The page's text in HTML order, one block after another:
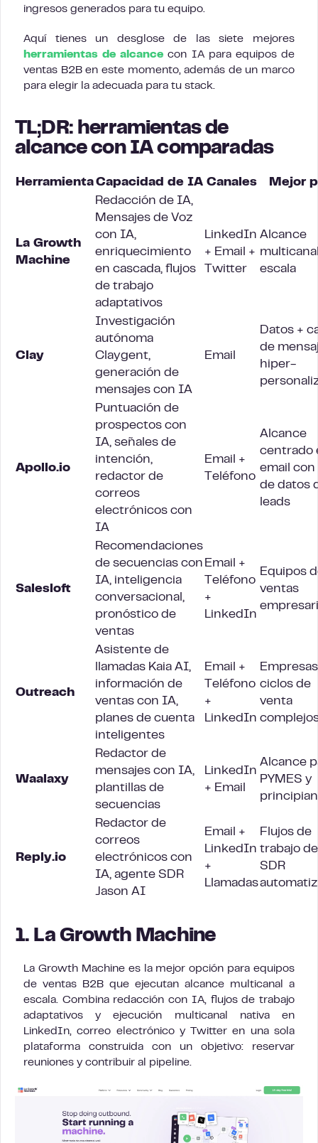
ingresos generados para tu equipo.
Aquí tienes un desglose de las siete mejores
herramientas de alcance con IA para equipos de
ventas B2B en este momento, además de un marco
para elegir la adecuada para tu stack.
TL;DR: herramientas de
alcance con IA comparadas
HerramientaCapacidad de IA Canales Mejor
La Growth
Machine
Redacción de IA,
Mensajes de Voz
con IA,
enriquecimiento
en cascada, flujos
de trabajo
adaptativos
LinkedIn
+ Email +
Twitter
Alcance
escala
Clay
Investigación
autónoma
Claygent,
generación de
mensajes con IA
Email
Datos +
de
hiper-
Apollo.io
Puntuación de
prospectos con
IA, señales de
intención,
redactor de
correos
electrónicos con
IA
Email +
Teléfono
Alcance
centrado
email con
de datos
leads
Salesloft
Recomendaciones
de secuencias con
IA, inteligencia
conversacional,
pronóstico de
ventas
Email +
Teléfono
+
LinkedIn
Equipos
ventas
Outreach
Asistente de
llamadas Kaia AI,
información de
ventas con IA,
planes de cuenta
inteligentes
Email +
Teléfono
+
LinkedIn
ciclos de
venta
Waalaxy
Redactor de
mensajes con IA,
plantillas de
secuencias
LinkedIn
+ Email
Alcance
PYMES y
Reply.io
Redactor de
correos
electrónicos con
IA, agente SDR
Jason AI
Email +
LinkedIn
+
Llamadas
Flujos de
trabajo de
SDR
1. La Growth Machine
La Growth Machine es la mejor opción para equipos
de ventas B2B que ejecutan alcance multicanal a
escala. Combina redacción con IA, flujos de trabajo
adaptativos y ejecución multicanal nativa en
LinkedIn, correo electrónico y Twitter en una sola
plataforma construida con un objetivo: reservar
reuniones y contribuir al pipeline.